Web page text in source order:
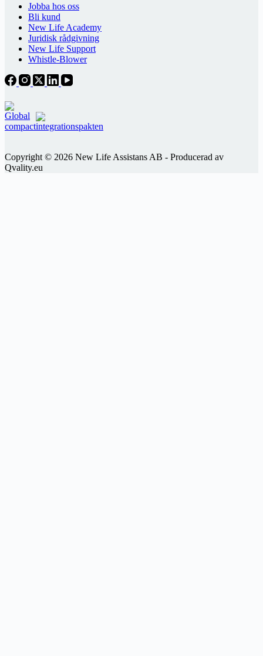
Jobba hos oss
Bli kund
New Life Academy
Juridisk rådgivning
New Life Support
Whistle-Blower
Copyright © 2026 New Life Assistans AB - Producerad av
Qvality.eu